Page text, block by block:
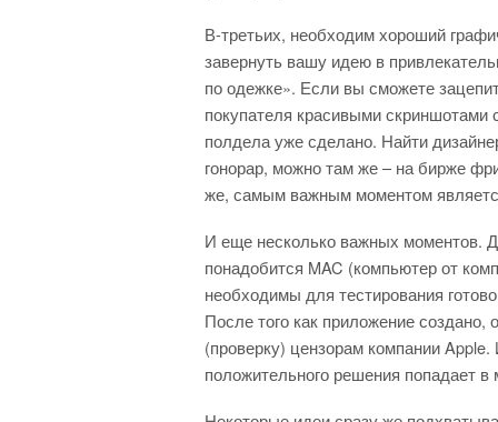
В-третьих, необходим хороший
завернуть вашу идею в
по одежке». Если вы сможете
покупателя красивыми
полдела уже сделано. Найти
гонорар, можно там же – на бирже
же, самым важным моментом
И еще несколько важных моментов.
понадобится MAC (компьютер от
необходимы для тестирования
После того как приложение создано,
(проверку) цензорам компании
положительного решения попадает в